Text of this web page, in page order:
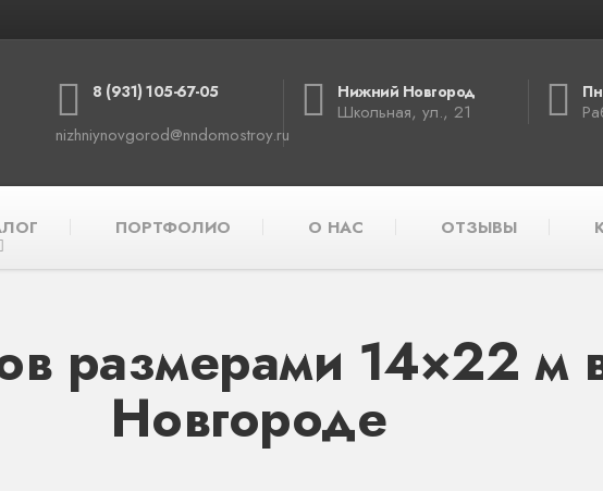
8 (931) 105-67-05
nizhniynovgorod@nndomostroy.ru
Нижний Новгород
Школьная, ул., 21
ПОРТФОЛИО О НАС ОТЗЫВЫ
размерами 14×22
Новгороде